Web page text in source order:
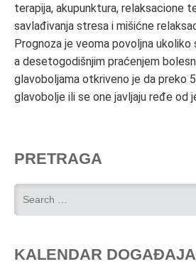
terapija, akupunktura, relaksacione
savlađivanja stresa i mišićne
Prognoza je veoma povoljna
a desetogodišnjim praćenjem
glavoboljama otkriveno je da preko
glavobolje ili se one javljaju ređe od
PRETRAGA
KALENDAR DOGAĐAJA